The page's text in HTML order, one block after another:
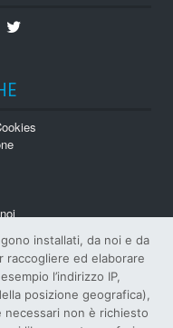
Linkedin
Twitter
installati, da noi e da
raccogliere ed elaborare
l’indirizzo IP,
posizione geografica),
necessari non è richiesto